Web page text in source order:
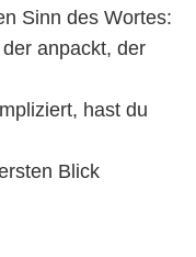
Sinn des Wortes:
anpackt, der
hast du
Blick